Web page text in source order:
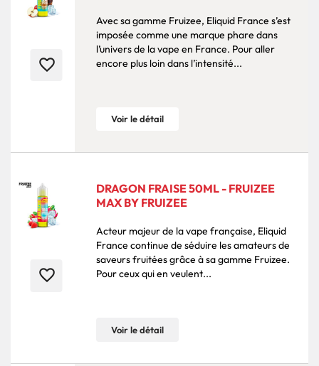
favorite_border
Avec sa gamme Fruizee, Eliquid France s’est
imposée comme une marque phare dans
l’univers de la vape en France. Pour aller
encore plus loin dans l’intensité...
Voir le détail
favorite_border
DRAGON FRAISE 50ML - FRUIZEE
MAX BY FRUIZEE
Acteur majeur de la vape française, Eliquid
France continue de séduire les amateurs de
saveurs fruitées grâce à sa gamme Fruizee.
Pour ceux qui en veulent...
Voir le détail